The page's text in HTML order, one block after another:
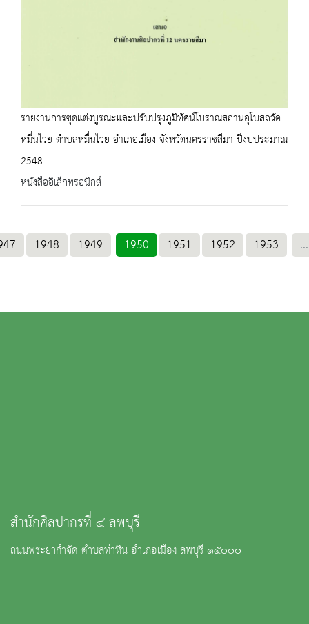
รายงานการขุดแต่งบูรณะและปรับปรุงภูมิทัศน์โบราณสถานอุโบสถวัด
หมื่นไวย ตำบลหมื่นไวย อำเภอเมือง จังหวัดนครราชสีมา ปีงบประมาณ
2548
หนังสืออิเล็กทรอนิกส์
1948 1949 1950 1951 1952 1953 ...
สำนักศิลปากรที่ ๔ ลพบุรี
ถนนพระยากำจัด ตำบลท่าหิน อำเภอเมือง ลพบุรี ๑๕๐๐๐